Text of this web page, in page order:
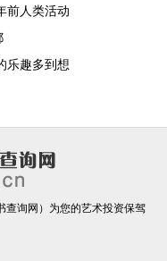
前人类活动
乐趣多到想
查询网）为您的艺术投资保驾